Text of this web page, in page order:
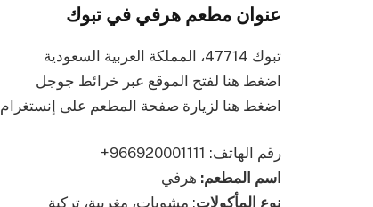
عنوان مطعم هرفي في تبوك
تبوك 47714، المملكة العربية السعودية
اضغط هنا لفتح الموقع عبر خرائط جوجل
اضغط هنا لزيارة صفحة المطعم على إنستغرام
رقم الهاتف: ‎+966920001111
اسم المطعم: هرفي
نوع المأكولات: مشويات، مغربية، تركية